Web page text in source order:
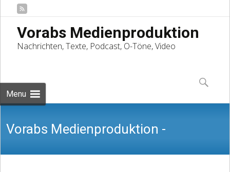
Vorabs Medienproduktion
Nachrichten, Texte, Podcast, O-Töne, Video
Menu
to
content
Suchen
nach:
Vorabs Medienproduktion -